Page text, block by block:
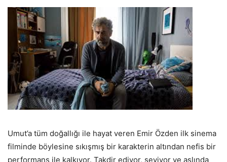
Umut’a tüm doğallığı ile hayat veren Emir Özden ilk sinema
filminde böylesine sıkışmış bir karakterin altından nefis bir
performans ile kalkıyor. Takdir ediyor, seviyor ve aslında